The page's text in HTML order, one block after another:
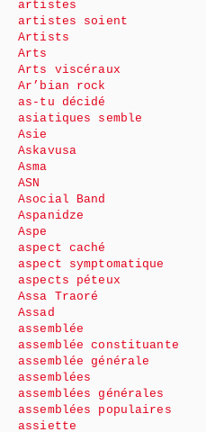
artistes
artistes soient
Artists
Arts
Arts viscéraux
Ar’bian rock
as-tu décidé
asiatiques semble
Asie
Askavusa
Asma
ASN
Asocial Band
Aspanidze
Aspe
aspect caché
aspect symptomatique
aspects péteux
Assa Traoré
Assad
assemblée
assemblée constituante
assemblée générale
assemblées
assemblées générales
assemblées populaires
assiette